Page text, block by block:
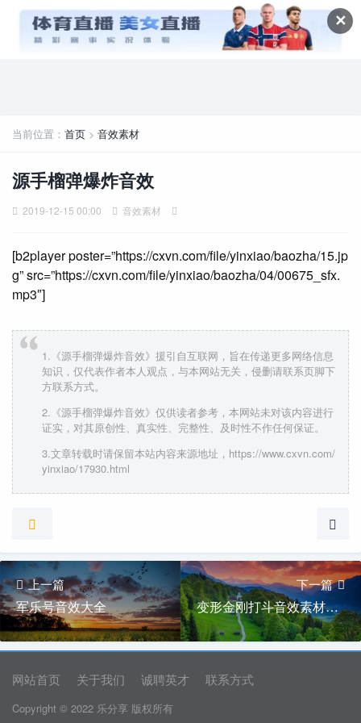
✕
当前位置： 首页 > 音效素材
源手榴弹爆炸音效
2019-12-15 00:00 音效素材
[b2player poster=”https://cxvn.com/file/yinxiao/baozha/15.jp
g” src=”https://cxvn.com/file/yinxiao/baozha/04/00675_sfx.
mp3″]
1.《源手榴弹爆炸音效》援引自互联网，旨在传递更多网络信息
知识，仅代表作者本人观点，与本网站无关，侵删请联系页脚下
方联系方式。
2.《源手榴弹爆炸音效》仅供读者参考，本网站未对该内容进行
证实，对其原创性、真实性、完整性、及时性不作任何保证。
3.文章转载时请保留本站内容来源地址，https://www.cxvn.com/
yinxiao/17930.html
上一篇
军乐号音效大全
下一篇
变形金刚打斗音效素材下载
网站首页 关于我们 诚聘英才 联系方式
Copyright © 2022 乐分享 版权所有